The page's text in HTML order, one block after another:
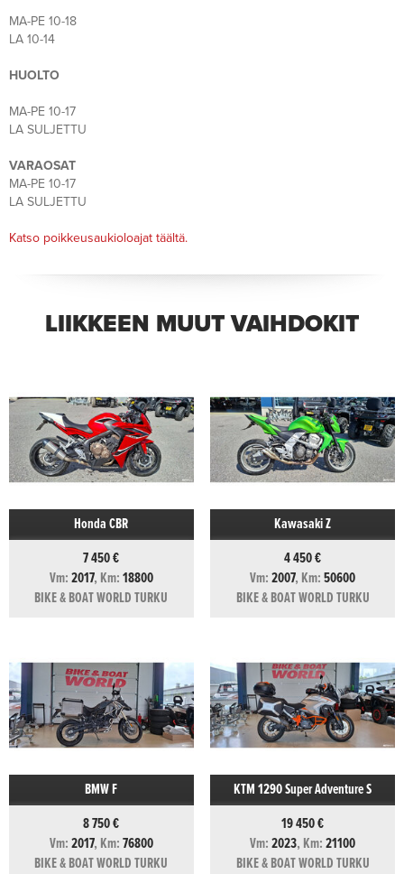
MA-PE 10-18
LA 10-14
HUOLTO
MA-PE 10-17
LA SULJETTU
VARAOSAT
MA-PE 10-17
LA SULJETTU
Katso poikkeusaukioloajat täältä.
LIIKKEEN MUUT VAIHDOKIT
Honda CBR
7 450 €
Vm:2017, Km:18800
BIKE & BOAT WORLD TURKU
Kawasaki Z
4 450 €
Vm:2007, Km:50600
BIKE & BOAT WORLD TURKU
BMW F
8 750 €
Vm:2017, Km:76800
BIKE & BOAT WORLD TURKU
KTM 1290 Super Adventure S
19 450 €
Vm:2023, Km:21100
BIKE & BOAT WORLD TURKU